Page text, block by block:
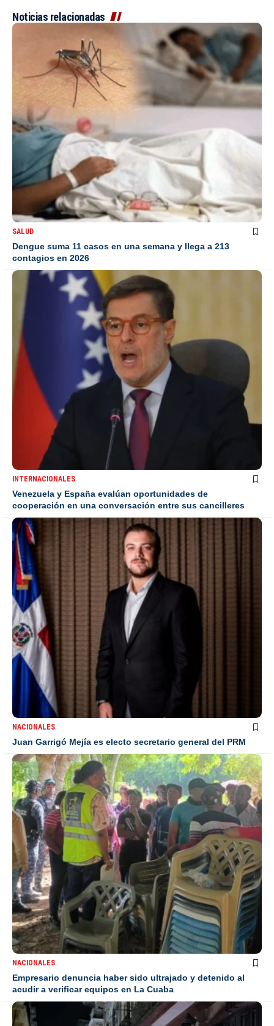
Noticias relacionadas
SALUD
Dengue suma 11 casos en una semana y llega a 213
contagios en 2026
INTERNACIONALES
Venezuela y España evalúan oportunidades de
cooperación en una conversación entre sus cancilleres
NACIONALES
Juan Garrigó Mejía es electo secretario general del PRM
NACIONALES
Empresario denuncia haber sido ultrajado y detenido al
acudir a verificar equipos en La Cuaba